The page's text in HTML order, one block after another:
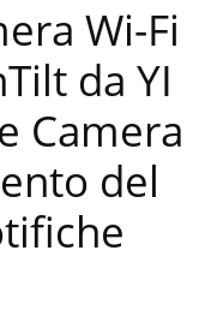
Wi-Fi
da YI
Camera
del